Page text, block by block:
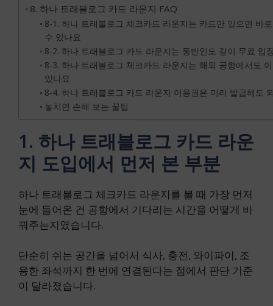
8. 하나 트래블로그 카드 라운지 FAQ
8-1. 하나 트래블로그 체크카드 라운지는 카드만 있으면 바
수 있나요
8-2. 하나 트래블로그 카드 라운지는 동반인도 같이 무료 입
8-3. 하나 트래블로그 체크카드 라운지는 해외 공항에서도
있나요
8-4. 하나 트래블로그 카드 라운지 이용권은 미리 발급해도
놓치면 손해 보는 꿀팁
1. 하나 트래블로그 카드 라운
지 도입에서 먼저 본 부분
하나 트래블로그 체크카드 라운지를 볼 때 가장 먼저
눈에 들어온 건 공항에서 기다리는 시간을 어떻게 바
꿔주는지였습니다.
단순히 쉬는 공간을 넘어서 식사, 충전, 와이파이, 조
용한 좌석까지 한 번에 연결된다는 점에서 판단 기준
이 달라졌습니다.